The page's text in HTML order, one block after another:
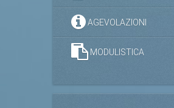
AGEVOLAZIONI
MODULISTICA